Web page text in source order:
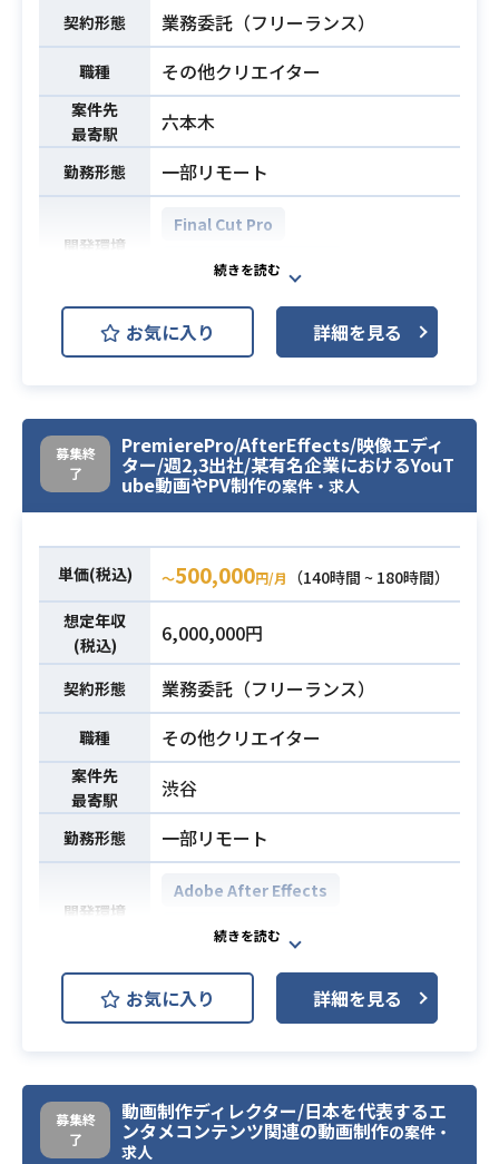
した経験
OS: iOS（Mac）
その他: Asana, Slack, JIRA, Conflue
nce
必須スキル
・Adobe Premiere pro、After Effe
ctsを使用した編集業務の経験
契約形態 業務委託（フリーランス）
職種 その他クリエイター
案件先
最寄駅
六本木
勤務形態 一部リモート
開発環境
Final Cut Pro
Adobe Premiere Pro
業務内容
【案件概要】
誰もが知るテレビ会社にて、動画配
【業務内容】
・映像マスター素材からマスターデ
ータおよび配信ファイルの作成
・配信システムへの登録作業
・配信前のコンテンツチェック
・進捗管理
・データの管理
・映像編集（テロップ作成、ぼかし
必須スキル
・エンコード実務経験者および放送
映像関連専門学校卒
・Adobe Premiere/Adobe Media E
ncoder/EDIUS/Final Cutいずれかの
経験者
お気に入り 詳細を見る
募集終
了
PremierePro/AfterEffects/映像エディ
ター/週2,3出社/某有名企業におけるYouT
ube動画やPV制作の案件・求人
単価(税込) 〜500,000円/月
（140時間 ~ 180時間）
想定年収
(税込)
6,000,000円
契約形態 業務委託（フリーランス）
職種 その他クリエイター
案件先
最寄駅
渋谷
勤務形態 一部リモート
開発環境
Adobe After Effects
Adobe Premiere Pro
【開発概要】
映像エディターは、実写の撮影素材
行っています。
CGデザイナーは、2D・3Dを問わずC
お気に入り 詳細を見る
募集終
了
動画制作ディレクター/日本を代表するエ
ンタメコンテンツ関連の動画制作の案件・
求人